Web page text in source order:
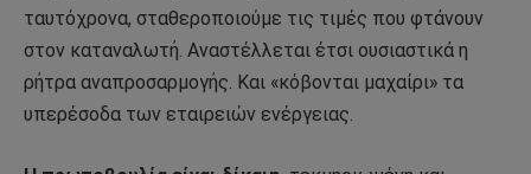
ταυτόχρονα, σταθεροποιούμε τις τιμές που φτάνουν
στον καταναλωτή. Αναστέλλεται έτσι ουσιαστικά η
ρήτρα αναπροσαρμογής. Και «κόβονται μαχαίρι» τα
υπερέσοδα των εταιρειών ενέργειας.